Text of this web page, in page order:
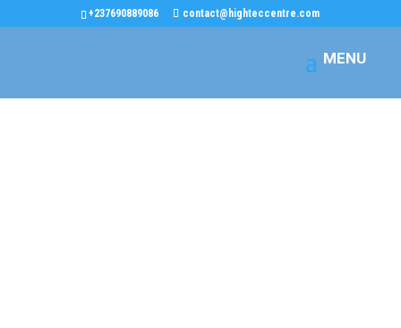
+237690889086 contact@highteccentre.com